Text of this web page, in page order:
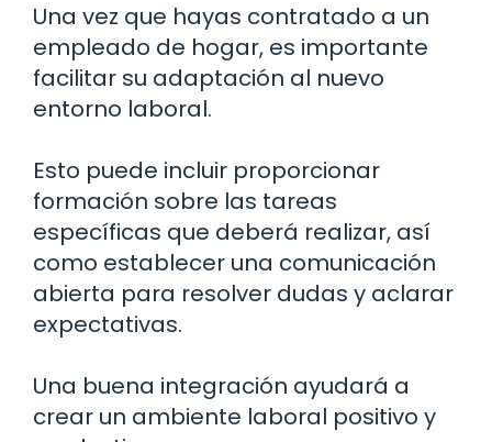
Una vez que hayas contratado a un
empleado de hogar, es importante
facilitar su adaptación al nuevo
entorno laboral.
Esto puede incluir proporcionar
formación sobre las tareas
específicas que deberá realizar, así
como establecer una comunicación
abierta para resolver dudas y aclarar
expectativas.
Una buena integración ayudará a
crear un ambiente laboral positivo y